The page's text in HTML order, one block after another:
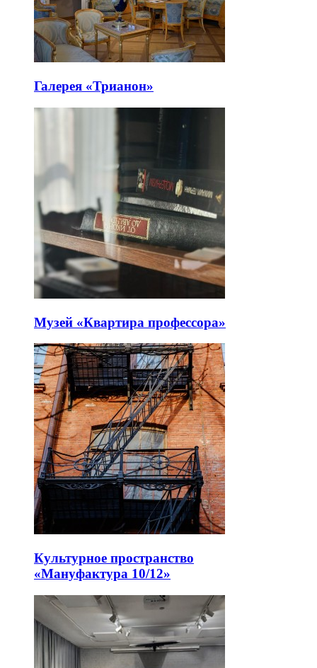
Галерея «Трианон»
Музей «Квартира профессора»
Культурное пространство
«Мануфактура 10/12»